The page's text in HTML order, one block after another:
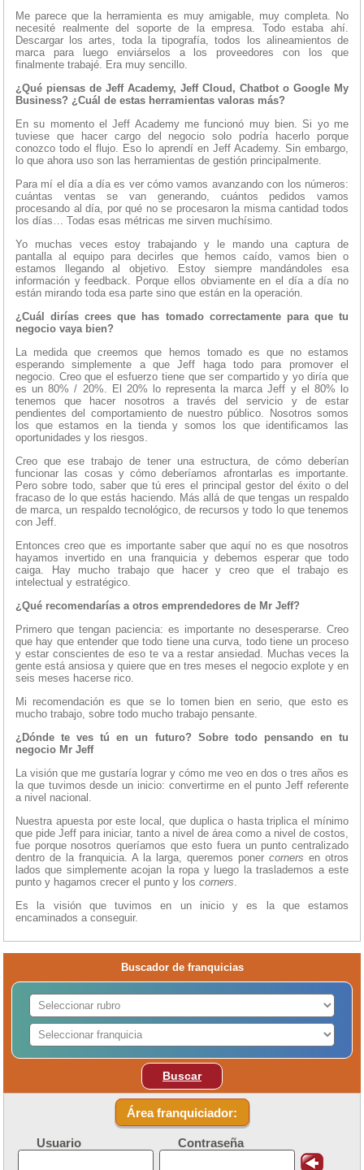
Me parece que la herramienta es muy amigable, muy completa. No
necesité realmente del soporte de la empresa. Todo estaba ahí.
Descargar los artes, toda la tipografía, todos los alineamientos de
marca para luego enviárselos a los proveedores con los que
finalmente trabajé. Era muy sencillo.
¿Qué piensas de Jeff Academy, Jeff Cloud, Chatbot o Google My
Business? ¿Cuál de estas herramientas valoras más?
En su momento el Jeff Academy me funcionó muy bien. Si yo me
tuviese que hacer cargo del negocio solo podría hacerlo porque
conozco todo el flujo. Eso lo aprendí en Jeff Academy. Sin embargo,
lo que ahora uso son las herramientas de gestión principalmente.
Para mí el día a día es ver cómo vamos avanzando con los números:
cuántas ventas se van generando, cuántos pedidos vamos
procesando al día, por qué no se procesaron la misma cantidad todos
los días… Todas esas métricas me sirven muchísimo.
Yo muchas veces estoy trabajando y le mando una captura de
pantalla al equipo para decirles que hemos caído, vamos bien o
estamos llegando al objetivo. Estoy siempre mandándoles esa
información y feedback. Porque ellos obviamente en el día a día no
están mirando toda esa parte sino que están en la operación.
¿Cuál dirías crees que has tomado correctamente para que tu
negocio vaya bien?
La medida que creemos que hemos tomado es que no estamos
esperando simplemente a que Jeff haga todo para promover el
negocio. Creo que el esfuerzo tiene que ser compartido y yo diría que
es un 80% / 20%. El 20% lo representa la marca Jeff y el 80% lo
tenemos que hacer nosotros a través del servicio y de estar
pendientes del comportamiento de nuestro público. Nosotros somos
los que estamos en la tienda y somos los que identificamos las
oportunidades y los riesgos.
Creo que ese trabajo de tener una estructura, de cómo deberían
funcionar las cosas y cómo deberíamos afrontarlas es importante.
Pero sobre todo, saber que tú eres el principal gestor del éxito o del
fracaso de lo que estás haciendo. Más allá de que tengas un respaldo
de marca, un respaldo tecnológico, de recursos y todo lo que tenemos
con Jeff.
Entonces creo que es importante saber que aquí no es que nosotros
hayamos invertido en una franquicia y debemos esperar que todo
caiga. Hay mucho trabajo que hacer y creo que el trabajo es
intelectual y estratégico.
¿Qué recomendarías a otros emprendedores de Mr Jeff?
Primero que tengan paciencia: es importante no desesperarse. Creo
que hay que entender que todo tiene una curva, todo tiene un proceso
y estar conscientes de eso te va a restar ansiedad. Muchas veces la
gente está ansiosa y quiere que en tres meses el negocio explote y en
seis meses hacerse rico.
Mi recomendación es que se lo tomen bien en serio, que esto es
mucho trabajo, sobre todo mucho trabajo pensante.
¿Dónde te ves tú en un futuro? Sobre todo pensando en tu
negocio Mr Jeff
La visión que me gustaría lograr y cómo me veo en dos o tres años es
la que tuvimos desde un inicio: convertirme en el punto Jeff referente
a nivel nacional.
Nuestra apuesta por este local, que duplica o hasta triplica el mínimo
que pide Jeff para iniciar, tanto a nivel de área como a nivel de costos,
fue porque nosotros queríamos que esto fuera un punto centralizado
dentro de la franquicia. A la larga, queremos poner corners en otros
lados que simplemente acojan la ropa y luego la traslademos a este
punto y hagamos crecer el punto y los corners.
Es la visión que tuvimos en un inicio y es la que estamos
encaminados a conseguir.
Buscador de franquicias
Buscar
Área franquiciador:
Usuario Contraseña